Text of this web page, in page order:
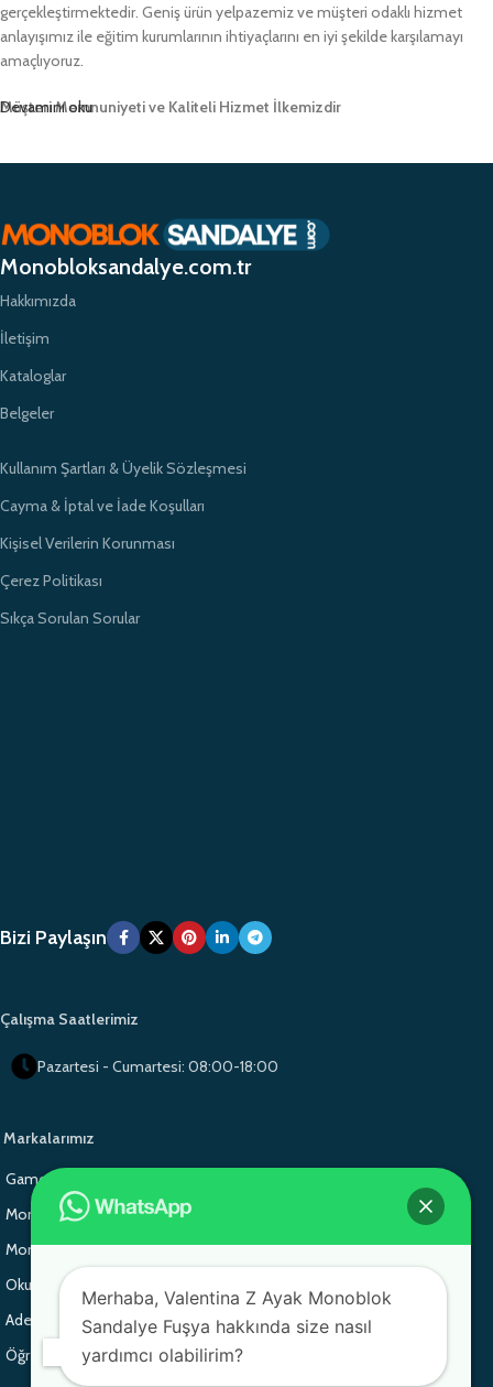
gerçekleştirmektedir. Geniş ürün yelpazemiz ve müşteri odaklı hizmet
anlayışımız ile eğitim kurumlarının ihtiyaçlarını en iyi şekilde karşılamayı
amaçlıyoruz.
Müşteri Memnuniyeti ve Kaliteli Hizmet İlkemizdir
zamanında teslimat garantimizle eğitim kurumlarının ihtiyaçlarına hızlı ve
etkili çözümler sunarak sektörde öncü bir konumda yer almayı
amaçlıyoruz.
Devamını oku
Monobloksandalye.com.tr
Hakkımızda
İletişim
Kataloglar
Belgeler
Kullanım Şartları & Üyelik Sözleşmesi
Cayma & İptal ve İade Koşulları
Kişisel Verilerin Korunması
Çerez Politikası
Sıkça Sorulan Sorular
Bizi Paylaşın
Çalışma Saatlerimiz
Pazartesi - Cumartesi: 08:00-18:00
Markalarımız
Gamo Okul Mobilyaları
Monoblok Sandalye
Monoblok Sandalye
Gamo School Furniture
Okul Sırası
Adem Koç Plastik
Adem Koç Plastik
Öğrenci Sırası
Merhaba, Valentina Z Ayak Monoblok
Sandalye Fuşya hakkında size nasıl
yardımcı olabilirim?